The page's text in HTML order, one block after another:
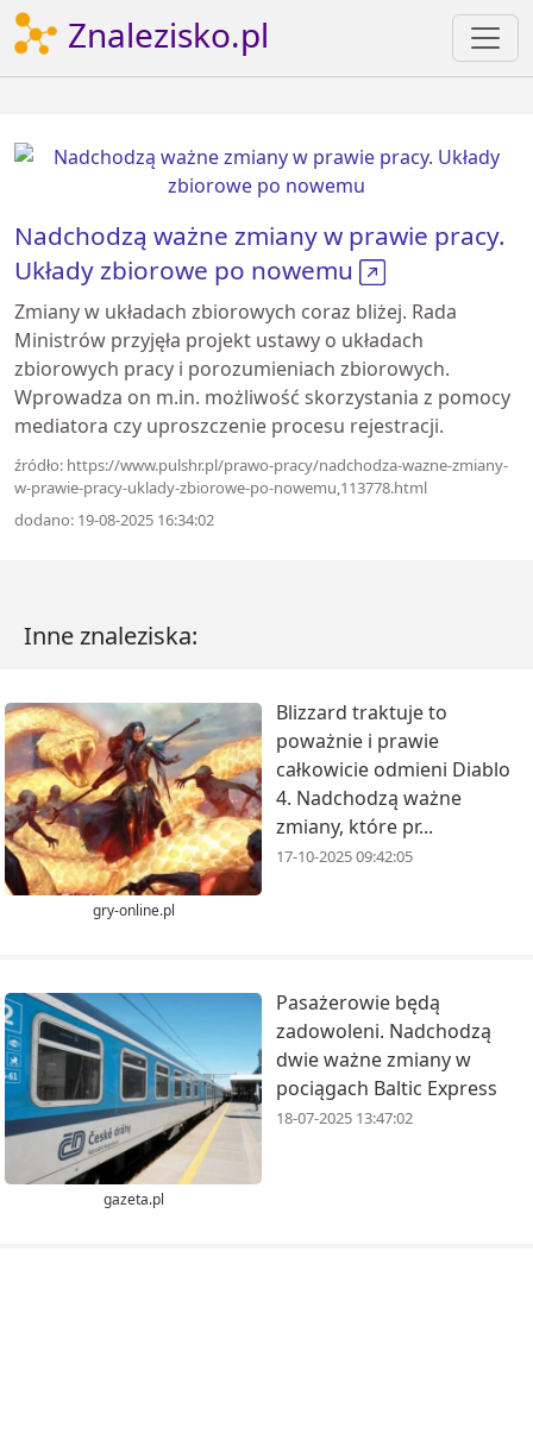
Znalezisko.pl
Nadchodzą ważne zmiany w prawie pracy.
Układy zbiorowe po nowemu
Zmiany w układach zbiorowych coraz bliżej. Rada
Ministrów przyjęła projekt ustawy o układach
zbiorowych pracy i porozumieniach zbiorowych.
Wprowadza on m.in. możliwość skorzystania z pomocy
mediatora czy uproszczenie procesu rejestracji.
źródło: https://www.pulshr.pl/prawo-pracy/nadchodza-wazne-zmiany-
w-prawie-pracy-uklady-zbiorowe-po-nowemu,113778.html
dodano: 19-08-2025 16:34:02
Inne znaleziska:
gry-online.pl
Blizzard traktuje to
poważnie i prawie
całkowicie odmieni Diablo
4. Nadchodzą ważne
zmiany, które pr...
17-10-2025 09:42:05
gazeta.pl
Pasażerowie będą
zadowoleni. Nadchodzą
dwie ważne zmiany w
pociągach Baltic Express
18-07-2025 13:47:02